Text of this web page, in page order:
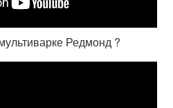
Редмонд ?